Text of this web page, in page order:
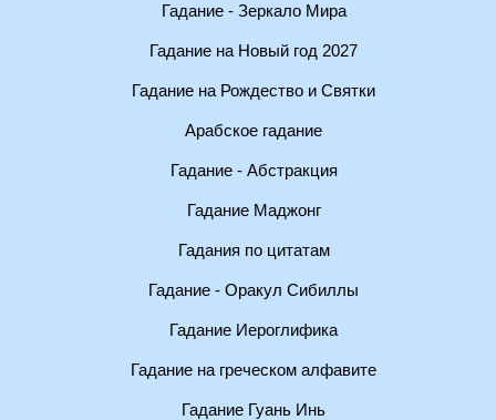
Гадание - Зеркало Мира
Гадание на Новый год 2027
Гадание на Рождество и Святки
Арабское гадание
Гадание - Абстракция
Гадание Маджонг
Гадания по цитатам
Гадание - Оракул Сибиллы
Гадание Иероглифика
Гадание на греческом алфавите
Гадание Гуань Инь